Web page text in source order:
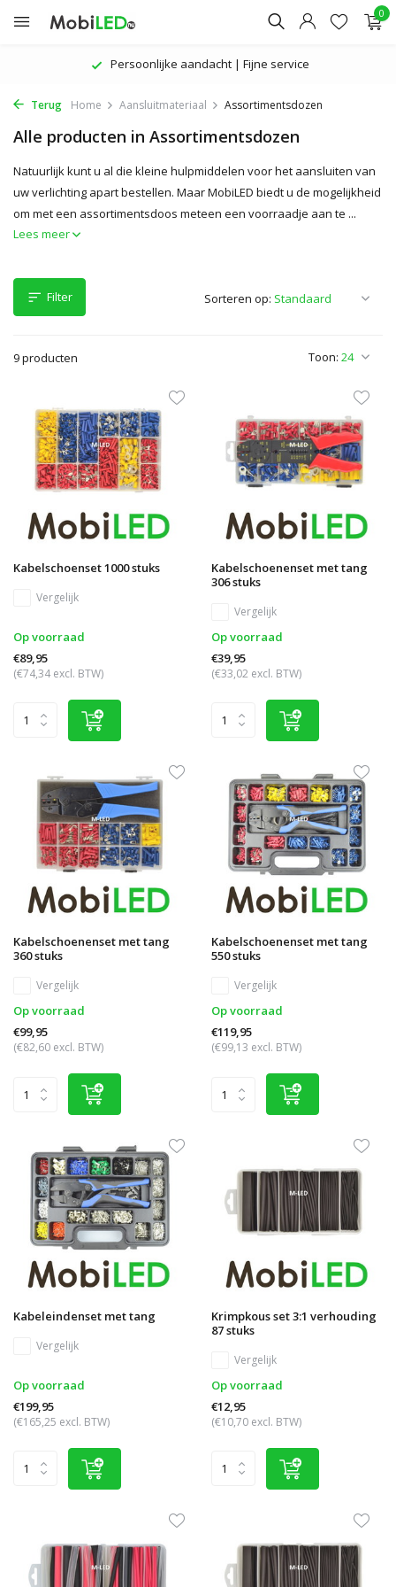
0
Persoonlijke aandacht | Fijne service
Terug Home Aansluitmateriaal Assortimentsdozen
Alle producten in Assortimentsdozen
Natuurlijk kunt u al die kleine hulpmiddelen voor het aansluiten van
uw verlichting apart bestellen. Maar MobiLED biedt u de mogelijkheid
om met een assortimentsdoos meteen een voorraadje aan te ...
Lees meer
Filter
9 producten Toon:
Sorteren op:
Kabelschoenset 1000 stuks
Vergelijk
Op voorraad
€89,95
(€74,34 excl. BTW)
Kabelschoenenset met tang
306 stuks
Vergelijk
Op voorraad
€39,95
(€33,02 excl. BTW)
Kabelschoenenset met tang
360 stuks
Vergelijk
Op voorraad
€99,95
(€82,60 excl. BTW)
Kabelschoenenset met tang
550 stuks
Vergelijk
Op voorraad
€119,95
(€99,13 excl. BTW)
Kabeleindenset met tang
Vergelijk
Op voorraad
€199,95
(€165,25 excl. BTW)
Krimpkous set 3:1 verhouding
87 stuks
Vergelijk
Op voorraad
€12,95
(€10,70 excl. BTW)